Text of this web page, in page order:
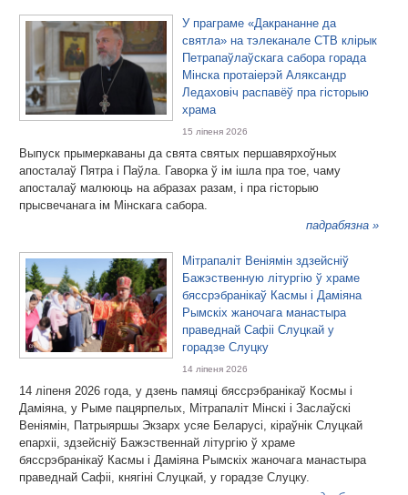
У праграме «Дакрананне да
святла» на тэлеканале СТВ клірык
Петрапаўлаўскага сабора горада
Мінска протаіерэй Аляксандр
Ледаховіч распавёў пра гісторыю
храма
15 ліпеня 2026
Выпуск прымеркаваны да свята святых першавярхоўных
апосталаў Пятра і Паўла. Гаворка ў ім ішла пра тое, чаму
апосталаў малююць на абразах разам, і пра гісторыю
прысвечанага ім Мінскага сабора.
падрабязна »
Мітрапаліт Веніямін здзейсніў
Бажэственную літургію ў храме
бяссрэбранікаў Касмы і Даміяна
Рымскіх жаночага манастыра
праведнай Сафіі Слуцкай у
горадзе Слуцку
14 ліпеня 2026
14 ліпеня 2026 года, у дзень памяці бяссрэбранікаў Космы і
Даміяна, у Рыме пацярпелых, Мітрапаліт Мінскі і Заслаўскі
Веніямін, Патрыяршы Экзарх усяе Беларусі, кіраўнік Слуцкай
епархіі, здзейсніў Бажэственнай літургію ў храме
бяссрэбранікаў Касмы і Даміяна Рымскіх жаночага манастыра
праведнай Сафіі, княгіні Слуцкай, у горадзе Слуцку.